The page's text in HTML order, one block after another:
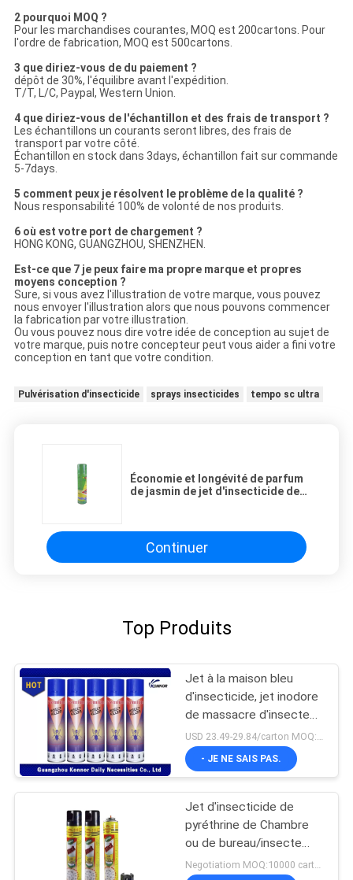
2 pourquoi MOQ ?
Pour les marchandises courantes, MOQ est 200cartons. Pour
l'ordre de fabrication, MOQ est 500cartons.
3 que diriez-vous de du paiement ?
dépôt de 30%, l'équilibre avant l'expédition.
T/T, L/C, Paypal, Western Union.
4 que diriez-vous de l'échantillon et des frais de transport ?
Les échantillons un courants seront libres, des frais de
transport par votre côté.
Échantillon en stock dans 3days, échantillon fait sur commande
5-7days.
5 comment peux je résolvent le problème de la qualité ?
Nous responsabilité 100% de volonté de nos produits.
6 où est votre port de chargement ?
HONG KONG, GUANGZHOU, SHENZHEN.
Est-ce que 7 je peux faire ma propre marque et propres
moyens conception ?
Sure, si vous avez l'illustration de votre marque, vous pouvez
nous envoyer l'illustration alors que nous pouvons commencer
la fabrication par votre illustration.
Ou vous pouvez nous dire votre idée de conception au sujet de
votre marque, puis notre concepteur peut vous aider a fini votre
conception en tant que votre condition.
Pulvérisation d'insecticide sprays insecticides tempo sc ultra
Économie et longévité de parfum
de jasmin de jet d'insecticide de
Continuer
Top Produits
Jet à la maison bleu
d'insecticide, jet inodore
de massacre d'insecte
de saveur
- JE NE SAIS PAS.
Jet d'insecticide de
pyréthrine de Chambre
ou de bureau/insecte
outre d'insectifuge de jet